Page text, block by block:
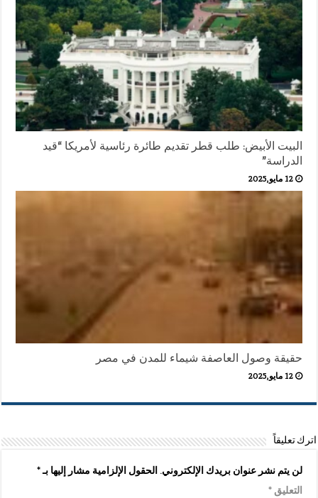
البيت الأبيض: طلب قطر تقديم طائرة رئاسية لأمريكا “قيد
الدراسة”
12 مايو,2025
حقيقة وصول العاصفة شيماء للمدن في مصر
12 مايو,2025
اترك تعليقاً
لن يتم نشر عنوان بريدك الإلكتروني. الحقول الإلزامية مشار إليها بـ*
التعليق*